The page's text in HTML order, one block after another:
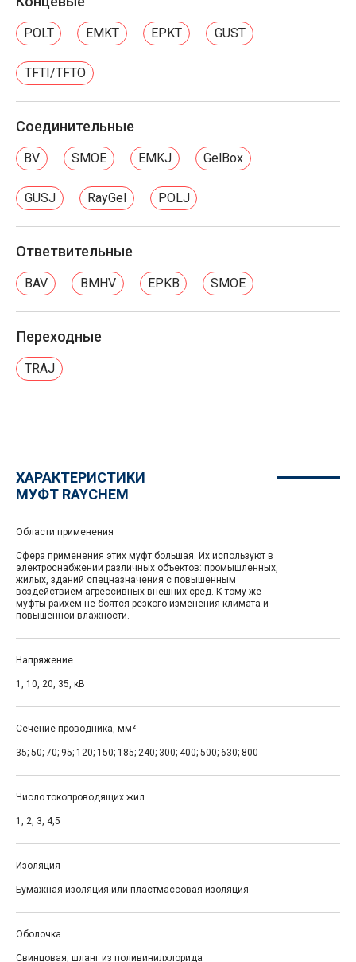
Области применения
Сфера применения этих муфт большая. Их используют в
электроснабжении различных объектов: промышленных,
жилых, зданий спецназначения с повышенным
воздействием агрессивных внешних сред. К тому же
муфты райхем не боятся резкого изменения климата и
повышенной влажности.
Напряжение
1, 10, 20, 35, кВ
Сечение проводника, мм²
35; 50; 70; 95; 120; 150; 185; 240; 300; 400; 500; 630; 800
Число токопроводящих жил
1, 2, 3, 4,5
Изоляция
Бумажная изоляция или пластмассовая изоляция
Оболочка
Свинцовая, шланг из поливинилхлорида
POLT EMKT EPKT GUST
TFTI/TFTO
Соединительные
BV SMOE EMKJ GelBox
GUSJ RayGel POLJ
Ответвительные
BAV BMHV EPKB SMOE
Переходные
TRAJ
ХАРАКТЕРИСТИКИ
МУФТ RAYCHEM